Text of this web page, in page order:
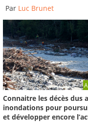
Par Luc Brunet
Connaitre les décès dus
inondations pour
et développer encore